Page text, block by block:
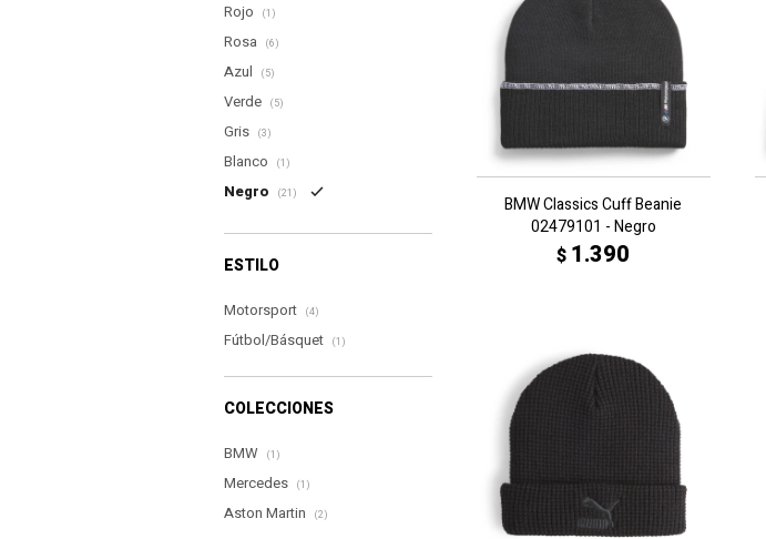
BMW Classics Cuff Beanie
02479101 - Negro
$ 1.390
Rojo (1)
Rosa (6)
Azul (5)
Verde (5)
Gris (3)
Blanco (1)
Negro (21)
ESTILO
Motorsport (4)
Fútbol/Básquet (1)
COLECCIONES
BMW (1)
Mercedes (1)
Aston Martin (2)